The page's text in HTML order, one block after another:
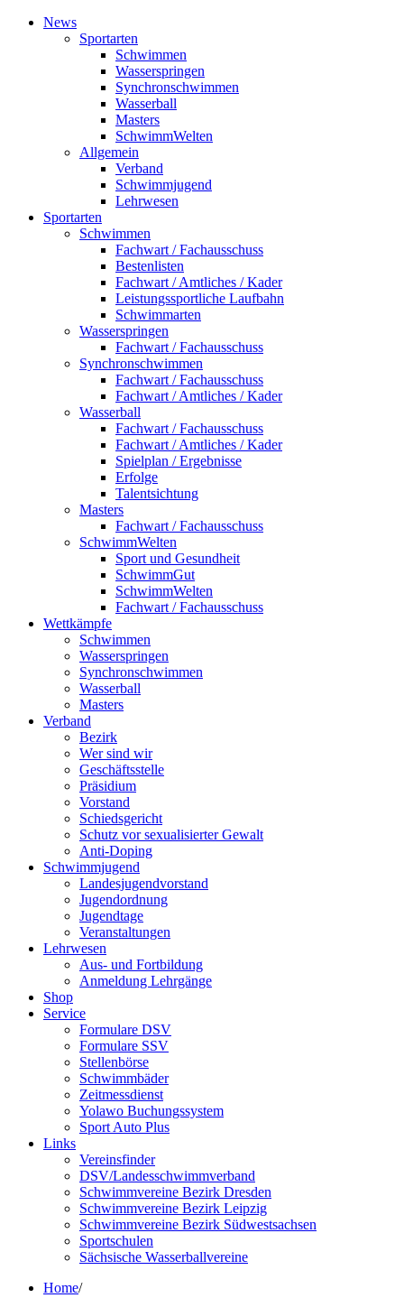
News
Sportarten
Schwimmen
Wasserspringen
Synchronschwimmen
Wasserball
Masters
SchwimmWelten
Allgemein
Verband
Schwimmjugend
Lehrwesen
Sportarten
Schwimmen
Fachwart / Fachausschuss
Bestenlisten
Fachwart / Amtliches / Kader
Leistungssportliche Laufbahn
Schwimmarten
Wasserspringen
Fachwart / Fachausschuss
Synchronschwimmen
Fachwart / Fachausschuss
Fachwart / Amtliches / Kader
Wasserball
Fachwart / Fachausschuss
Fachwart / Amtliches / Kader
Spielplan / Ergebnisse
Erfolge
Talentsichtung
Masters
Fachwart / Fachausschuss
SchwimmWelten
Sport und Gesundheit
SchwimmGut
SchwimmWelten
Fachwart / Fachausschuss
Wettkämpfe
Schwimmen
Wasserspringen
Synchronschwimmen
Wasserball
Masters
Verband
Bezirk
Wer sind wir
Geschäftsstelle
Präsidium
Vorstand
Schiedsgericht
Schutz vor sexualisierter Gewalt
Anti-Doping
Schwimmjugend
Landesjugendvorstand
Jugendordnung
Jugendtage
Veranstaltungen
Lehrwesen
Aus- und Fortbildung
Anmeldung Lehrgänge
Shop
Service
Formulare DSV
Formulare SSV
Stellenbörse
Schwimmbäder
Zeitmessdienst
Yolawo Buchungssystem
Sport Auto Plus
Links
Vereinsfinder
DSV/Landesschwimmverband
Schwimmvereine Bezirk Dresden
Schwimmvereine Bezirk Leipzig
Schwimmvereine Bezirk Südwestsachsen
Sportschulen
Sächsische Wasserballvereine
Home/